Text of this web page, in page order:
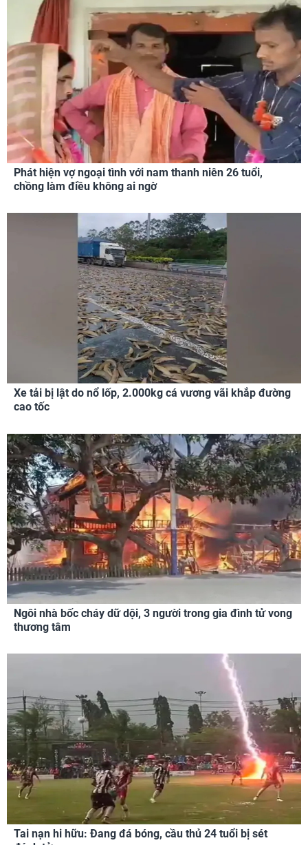
Phát hiện vợ ngoại tình với nam thanh niên 26 tuổi,
chồng làm điều không ai ngờ
Xe tải bị lật do nổ lốp, 2.000kg cá vương vãi khắp đường
cao tốc
Ngôi nhà bốc cháy dữ dội, 3 người trong gia đình tử vong
thương tâm
Tai nạn hi hữu: Đang đá bóng, cầu thủ 24 tuổi bị sét